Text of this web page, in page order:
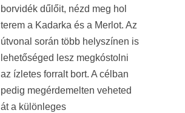
borvidék dűlőit, nézd meg hol
terem a Kadarka és a Merlot. Az
útvonal során több helyszínen is
lehetőséged lesz megkóstolni
az ízletes forralt bort. A célban
pedig megérdemelten veheted
át a különleges